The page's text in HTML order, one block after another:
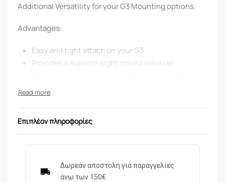
Additional Versatility for your G3 Mounting options.
Advantages:
Easy and tight attach on your G3
Provides a superior sight mount solution
MIL-STD 1913 Picatinny rail
Compatibility: H&K: G3, 33.
Επιπλέον πληροφορίες
Δωρεάν αποστολή για παραγγελίες
άνω των 150€